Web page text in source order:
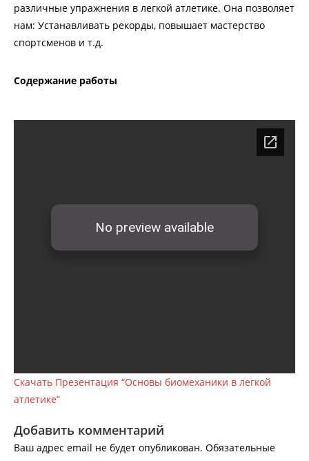
различные упражнения в легкой атлетике. Она позволяет
нам: Устанавливать рекорды, повышает мастерство
спортсменов и т.д.
Содержание работы
Скачать Презентация “Основы биомеханики в легкой
атлетике”
Добавить комментарий
Ваш адрес email не будет опубликован. Обязательные